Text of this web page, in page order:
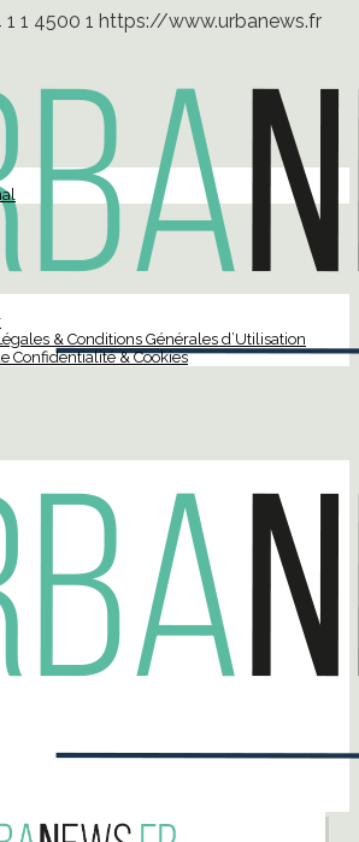
1 1 4500 1 https://www.urbanews.fr
& Conditions Générales d’Utilisation
Confidentialité & Cookies